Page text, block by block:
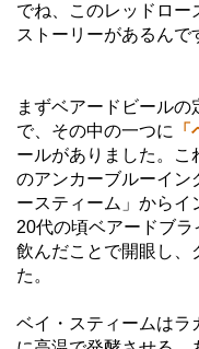
でね、このレッドロー
ストーリーがあるんで
まずベアードビール
で、その中の一つに
ールがありました。こ
のアンカーブルーイン
ースティーム」からイ
20代の頃ベアードブ
飲んだことで開眼し、
た。
ベイ・スティームはラ